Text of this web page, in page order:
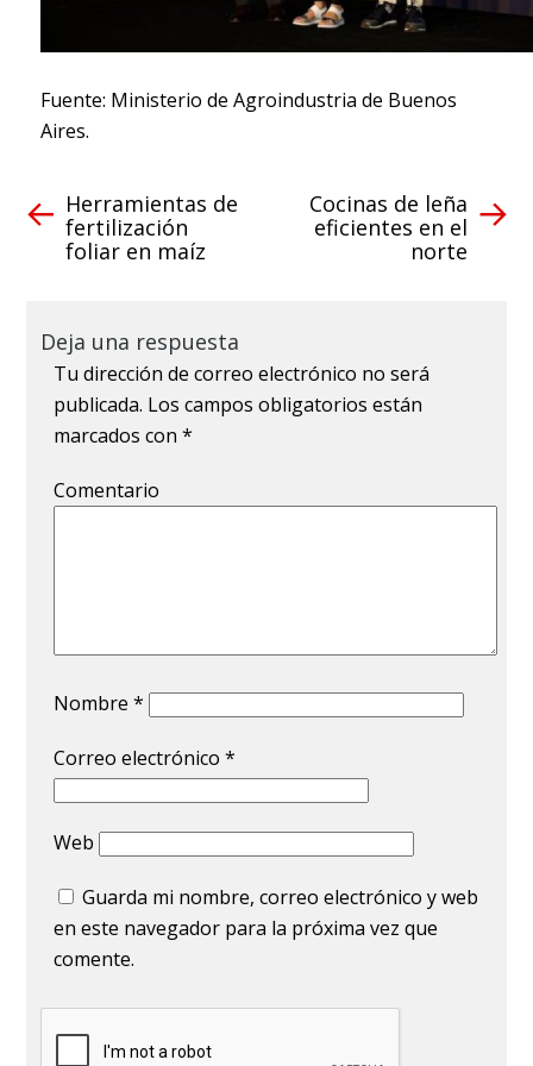
Fuente: Ministerio de Agroindustria de Buenos
Aires.
Herramientas de
fertilización
foliar en maíz
Cocinas de leña
eficientes en el
norte
Deja una respuesta
Tu dirección de correo electrónico no será
publicada. Los campos obligatorios están
marcados con*
Comentario
Nombre*
Correo electrónico*
Web
Guarda mi nombre, correo electrónico y web
en este navegador para la próxima vez que
comente.